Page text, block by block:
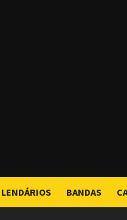
LENDÁRIOS BANDAS